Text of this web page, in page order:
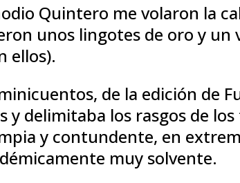
Quintero me volaron la
unos lingotes de oro y un
ellos).
de la edición de
y delimitaba los rasgos de
y contundente, en
muy solvente.